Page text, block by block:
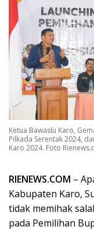
Ketua Bawaslu Karo,
Pilkada Serentak 2024,
Karo 2024. Foto
RIENEWS.COM –
Kabupaten Karo,
tidak memihak
pada Pemilihan